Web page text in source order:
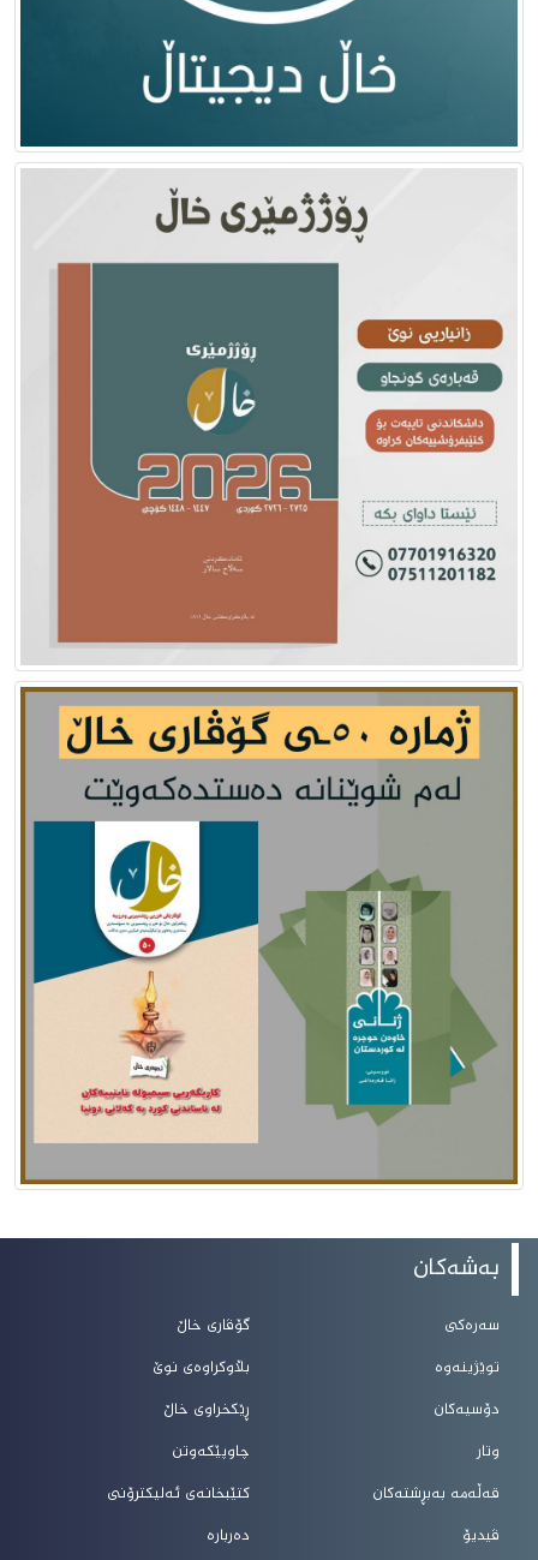
بەشەکان
سەرەکی
توێژینەوە
دۆسیەکان
وتار
گۆڤاری خاڵ
بڵاوکراوەی نوێ
ڕێکخراوی خاڵ
چاوپێکەوتن
قەڵەمە بەبڕشتەکان
ڤیدیۆ
کتێبخانەی ئەلیکترۆنی
دەربارە